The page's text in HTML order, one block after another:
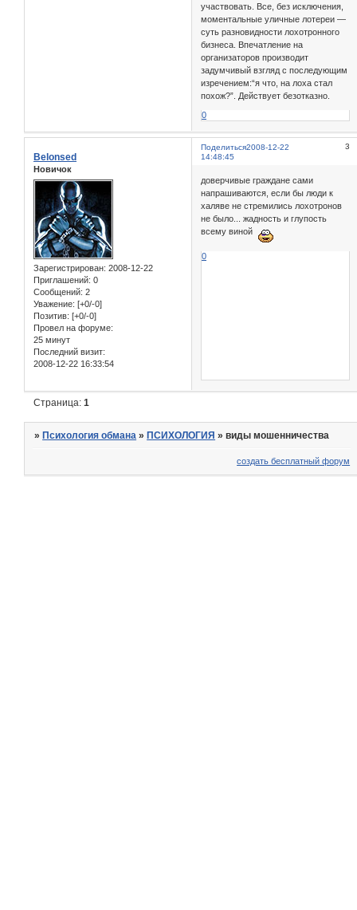
участвовать. Все, без исключения,
моментальные уличные лотереи —
суть разновидности лохотронного
бизнеса. Впечатление на
организаторов производит
задумчивый взгляд с последующим
изречением:“я что, на лоха стал
похож?”. Действует безотказно.
0
Поделиться 3
2008-12-22
14:48:45
Belonsed
Новичок
Зарегистрирован: 2008-12-22
Приглашений: 0
Сообщений: 2
Уважение: [+0/-0]
Позитив: [+0/-0]
Провел на форуме:
25 минут
Последний визит:
2008-12-22 16:33:54
доверчивые граждане сами
напрашиваются, если бы люди к
халяве не стремились лохотронов
не было... жадность и глупость
всему виной
0
Страница:1
» Психология обмана » ПСИХОЛОГИЯ »виды мошенничества
создать бесплатный форум